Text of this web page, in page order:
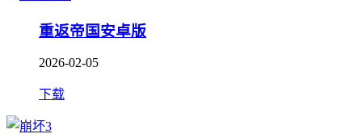
重返帝国安卓版
2026-02-05
下载